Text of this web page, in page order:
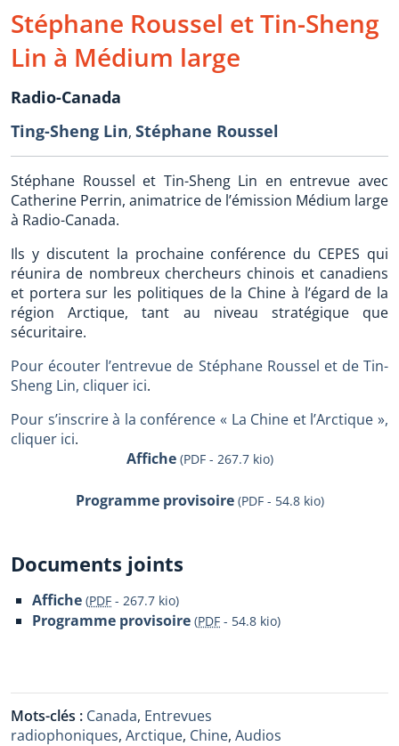
Stéphane Roussel et Tin-Sheng
Lin à Médium large
Radio-Canada
Ting-Sheng Lin, Stéphane Roussel
Stéphane Roussel et Tin-Sheng Lin en entrevue avec
Catherine Perrin, animatrice de l’émission Médium large
à Radio-Canada.
Ils y discutent la prochaine conférence du CEPES qui
réunira de nombreux chercheurs chinois et canadiens
et portera sur les politiques de la Chine à l’égard de la
région Arctique, tant au niveau stratégique que
sécuritaire.
Pour écouter l’entrevue de Stéphane Roussel et de Tin-
Sheng Lin, cliquer ici.
Pour s’inscrire à la conférence « La Chine et l’Arctique »,
cliquer ici.
Affiche (PDF - 267.7 kio)
Programme provisoire (PDF - 54.8 kio)
Documents joints
Affiche (PDF - 267.7 kio)
Programme provisoire (PDF - 54.8 kio)
Mots-clés : Canada, Entrevues
radiophoniques, Arctique, Chine, Audios